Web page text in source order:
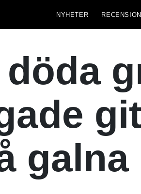
NYHETER
döda